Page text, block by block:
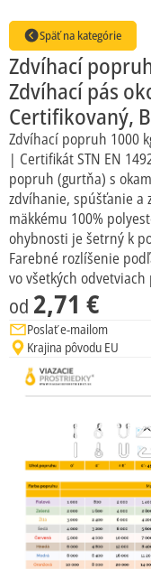
Späť na kategórie
Zdvíhací
Zdvíhací pás
Certifikovaný,
Zdvíhací popruh 1000
| Certifikát STN EN
popruh (gurtňa) s
zdvíhanie, spúšťanie a
mäkkému 100%
ohybnosti je šetrný k
Farebné rozlíšenie
vo všetkých
od 2,71 €
Poslať e-mailom
Krajina pôvodu EU